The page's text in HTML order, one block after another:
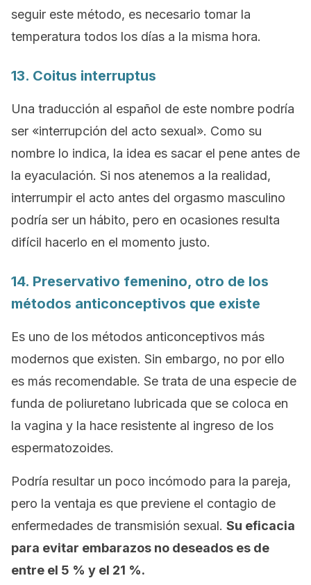
seguir este método, es necesario tomar la
temperatura todos los días a la misma hora.
13. Coitus interruptus
Una traducción al español de este nombre podría
ser «interrupción del acto sexual». Como su
nombre lo indica, la idea es sacar el pene antes de
la eyaculación. Si nos atenemos a la realidad,
interrumpir el acto antes del orgasmo masculino
podría ser un hábito, pero en ocasiones resulta
difícil hacerlo en el momento justo.
14. Preservativo femenino, otro de los
métodos anticonceptivos que existe
Es uno de los métodos anticonceptivos más
modernos que existen. Sin embargo, no por ello
es más recomendable. Se trata de una especie de
funda de poliuretano lubricada que se coloca en
la vagina y la hace resistente al ingreso de los
espermatozoides.
Podría resultar un poco incómodo para la pareja,
pero la ventaja es que previene el contagio de
enfermedades de transmisión sexual. Su eficacia
para evitar embarazos no deseados es de
entre el 5 % y el 21 %.